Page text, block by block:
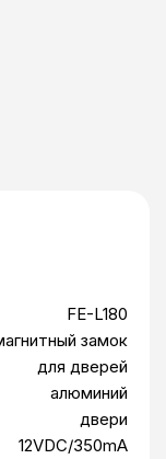
FE-L180
замок
для дверей
алюминий
двери
12VDC/350mA